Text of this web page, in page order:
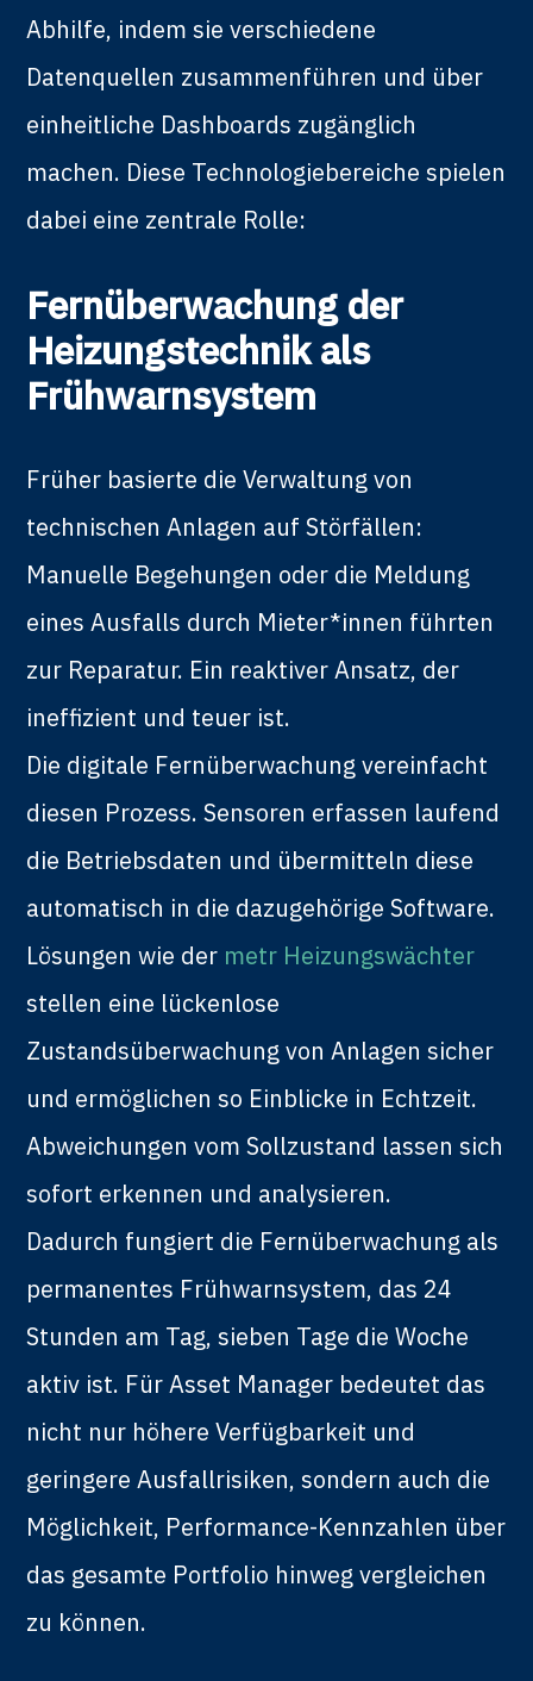
Abhilfe, indem sie verschiedene
Datenquellen zusammenführen und über
einheitliche Dashboards zugänglich
machen. Diese Technologiebereiche spielen
dabei eine zentrale Rolle:
Fernüberwachung der
Heizungstechnik als
Frühwarnsystem
Früher basierte die Verwaltung von
technischen Anlagen auf Störfällen:
Manuelle Begehungen oder die Meldung
eines Ausfalls durch Mieter*innen führten
zur Reparatur. Ein reaktiver Ansatz, der
ineffizient und teuer ist.
Die digitale Fernüberwachung vereinfacht
diesen Prozess. Sensoren erfassen laufend
die Betriebsdaten und übermitteln diese
automatisch in die dazugehörige Software.
Lösungen wie der metr Heizungswächter
stellen eine lückenlose
Zustandsüberwachung von Anlagen sicher
und ermöglichen so Einblicke in Echtzeit.
Abweichungen vom Sollzustand lassen sich
sofort erkennen und analysieren.
Dadurch fungiert die Fernüberwachung als
permanentes Frühwarnsystem, das 24
Stunden am Tag, sieben Tage die Woche
aktiv ist. Für Asset Manager bedeutet das
nicht nur höhere Verfügbarkeit und
geringere Ausfallrisiken, sondern auch die
Möglichkeit, Performance-Kennzahlen über
das gesamte Portfolio hinweg vergleichen
zu können.